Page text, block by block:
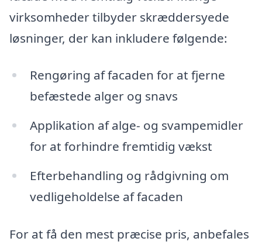
virksomheder tilbyder skræddersyede
løsninger, der kan inkludere følgende:
Rengøring af facaden for at fjerne
befæstede alger og snavs
Applikation af alge- og svampemidler
for at forhindre fremtidig vækst
Efterbehandling og rådgivning om
vedligeholdelse af facaden
For at få den mest præcise pris, anbefales